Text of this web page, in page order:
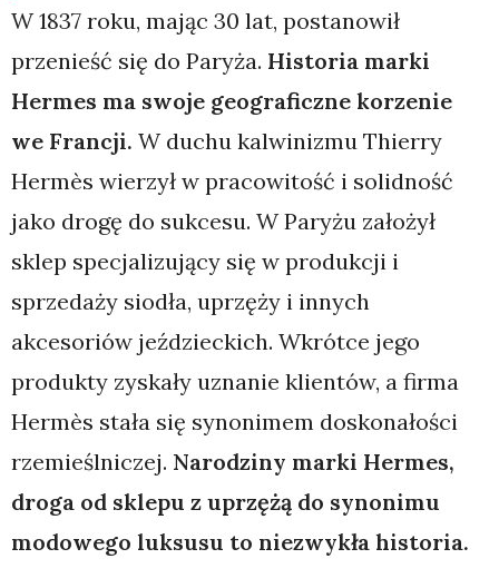
W 1837 roku, mając 30 lat, postanowił
przenieść się do Paryża. Historia marki
Hermes ma swoje geograficzne korzenie
we Francji. W duchu kalwinizmu Thierry
Hermès wierzył w pracowitość i solidność
jako drogę do sukcesu. W Paryżu założył
sklep specjalizujący się w produkcji i
sprzedaży siodła, uprzęży i innych
akcesoriów jeździeckich. Wkrótce jego
produkty zyskały uznanie klientów, a firma
Hermès stała się synonimem doskonałości
rzemieślniczej. Narodziny marki Hermes,
droga od sklepu z uprzężą do synonimu
modowego luksusu to niezwykła historia.